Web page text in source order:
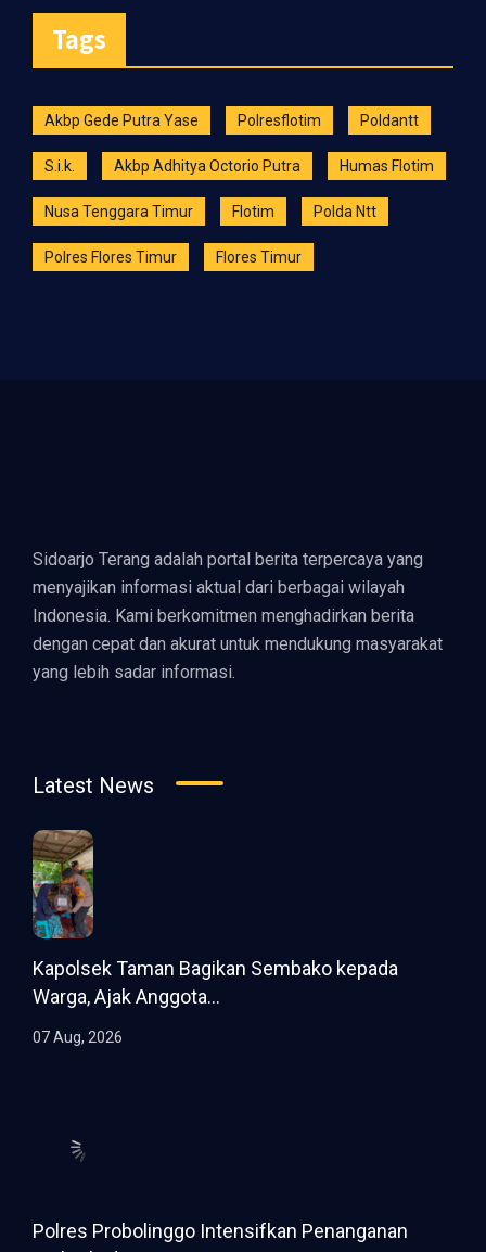
Tags
Akbp Gede Putra Yase Polresflotim Poldantt
S.i.k. Akbp Adhitya Octorio Putra Humas Flotim
Nusa Tenggara Timur Flotim Polda Ntt
Polres Flores Timur Flores Timur
Sidoarjo Terang adalah portal berita terpercaya yang
menyajikan informasi aktual dari berbagai wilayah
Indonesia. Kami berkomitmen menghadirkan berita
dengan cepat dan akurat untuk mendukung masyarakat
yang lebih sadar informasi.
Latest News
Kapolsek Taman Bagikan Sembako kepada
Warga, Ajak Anggota...
07 Aug, 2026
Polres Probolinggo Intensifkan Penanganan